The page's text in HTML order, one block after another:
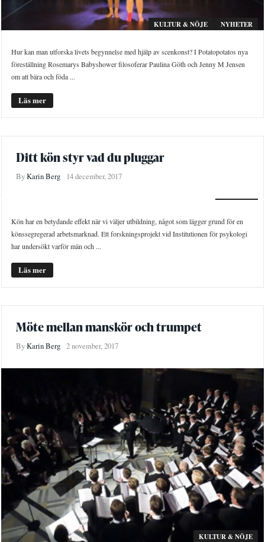
KULTUR & NÖJE NYHETER
Hur kan man utforska livets begynnelse med hjälp av scenkonst? I Potatopotatos nya
föreställning Rosemarys Babyshower filosoferar Paulina Göth och Jenny M Jensen
om att bära och föda ...
Läs mer
Ditt kön styr vad du pluggar
ByKarin Berg 14 december, 2017
Kön har en betydande effekt när vi väljer utbildning, något som lägger grund för en
könssegregerad arbetsmarknad. Ett forskningsprojekt vid Institutionen för psykologi
har undersökt varför män och ...
Läs mer
Möte mellan manskör och trumpet
ByKarin Berg 2 november, 2017
KULTUR & NÖJE